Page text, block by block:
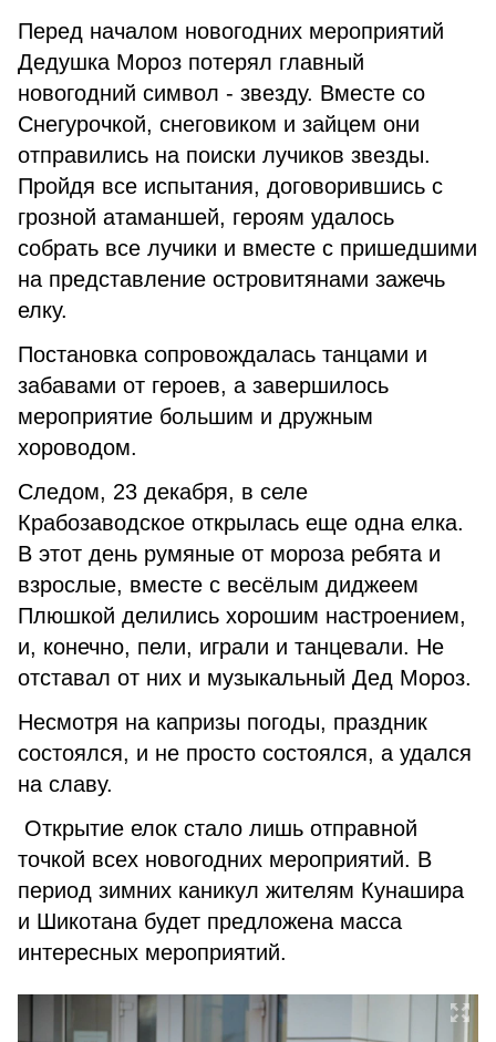
Перед началом новогодних мероприятий
Дедушка Мороз потерял главный
новогодний символ - звезду. Вместе со
Снегурочкой, снеговиком и зайцем они
отправились на поиски лучиков звезды.
Пройдя все испытания, договорившись с
грозной атаманшей, героям удалось
собрать все лучики и вместе с пришедшими
на представление островитянами зажечь
елку.
Постановка сопровождалась танцами и
забавами от героев, а завершилось
мероприятие большим и дружным
хороводом.
Следом, 23 декабря, в селе
Крабозаводское открылась еще одна елка.
В этот день румяные от мороза ребята и
взрослые, вместе с весёлым диджеем
Плюшкой делились хорошим настроением,
и, конечно, пели, играли и танцевали. Не
отставал от них и музыкальный Дед Мороз.
Несмотря на капризы погоды, праздник
состоялся, и не просто состоялся, а удался
на славу.
Открытие елок стало лишь отправной
точкой всех новогодних мероприятий. В
период зимних каникул жителям Кунашира
и Шикотана будет предложена масса
интересных мероприятий.